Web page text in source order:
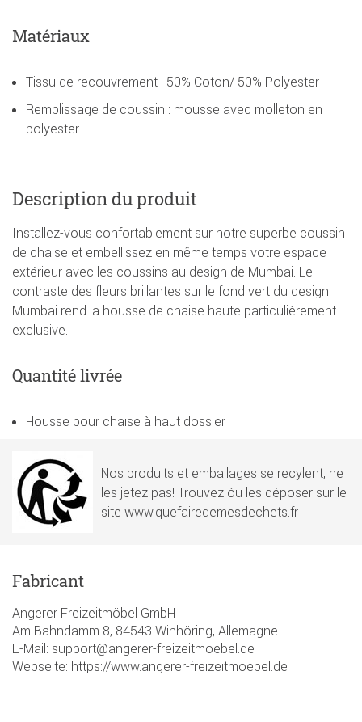
Matériaux
Tissu de recouvrement : 50% Coton/ 50% Polyester
Remplissage de coussin : mousse avec molleton en
polyester
.
Description du produit
Installez-vous confortablement sur notre superbe coussin
de chaise et embellissez en même temps votre espace
extérieur avec les coussins au design de Mumbai. Le
contraste des fleurs brillantes sur le fond vert du design
Mumbai rend la housse de chaise haute particulièrement
exclusive.
Quantité livrée
Housse pour chaise à haut dossier
Nos produits et emballages se recylent, ne
les jetez pas! Trouvez óu les déposer sur le
site www.quefairedemesdechets.fr
Fabricant
Angerer Freizeitmöbel GmbH
Am Bahndamm 8, 84543 Winhöring, Allemagne
E-Mail: support@angerer-freizeitmoebel.de
Webseite: https://www.angerer-freizeitmoebel.de